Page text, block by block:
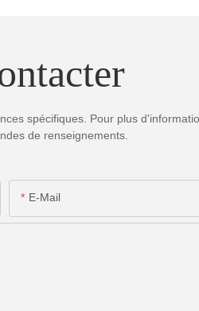
spécifiques. Pour plus
de renseignements.
E-Mail